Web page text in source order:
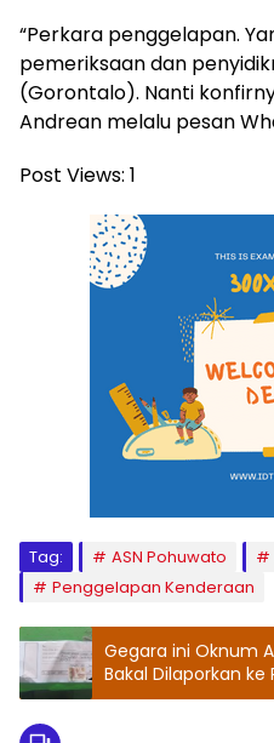
“Perkara penggelapan.
pemeriksaan dan
(Gorontalo). Nanti
Andrean melalu pesan
Post Views: 1
Tag: ASN Pohuwato
Penggelapan Kenderaan
Gegara ini Oknum
Bakal Dilaporkan ke